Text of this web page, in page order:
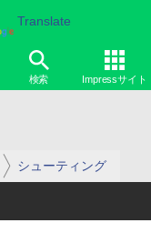
Translate
検索 Impressサイト
シューティング